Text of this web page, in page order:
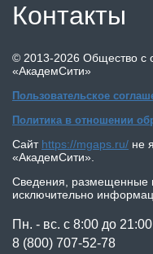
Контакты
© 2013-2026 Общество с
«АкадемСити»
Пользовательское
Политика в отношении
Сайт https://mgaps.ru/ не
«АкадемСити»
Сведения, размещенные
исключительно
Пн. - вс. с 8:00 до
8 (800) 707-52-78